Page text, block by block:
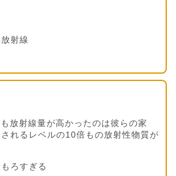
射線
放射線量が高かったのは彼らの家
れるレベルの10倍もの放射性物質が
ろすぎる